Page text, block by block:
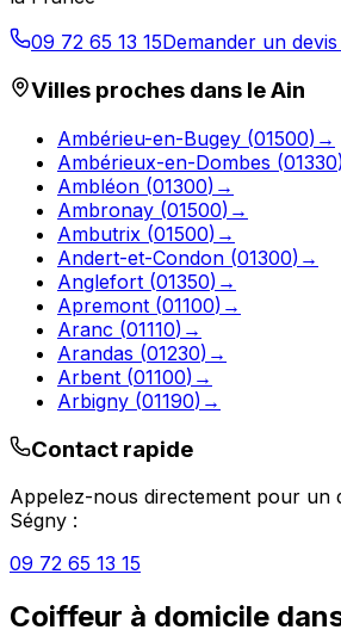
09 72 65 13 15Demander un
Villes proches dans leAin
Ambérieu-en-Bugey (01500) →
Ambérieux-en-Dombes (01330
Ambléon (01300) →
Ambronay (01500) →
Ambutrix (01500) →
Andert-et-Condon (01300) →
Anglefort (01350) →
Apremont (01100) →
Aranc (01110) →
Arandas (01230) →
Arbent (01100) →
Arbigny (01190) →
Contact rapide
Appelez-nous directement pour un
Ségny :
09 72 65 13 15
Coiffeur à domicile